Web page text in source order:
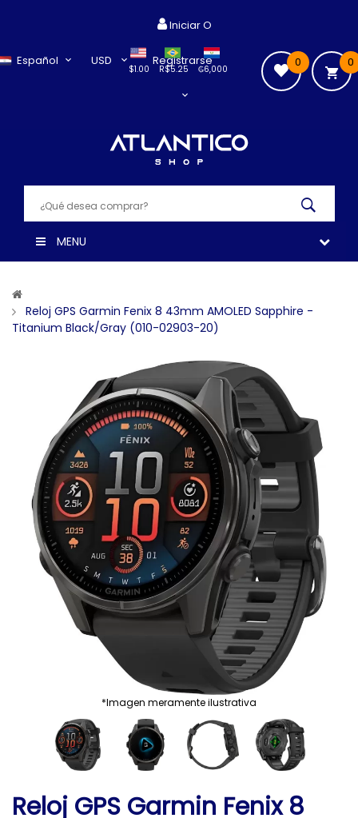
Español USD
$1.00 ₲6,000
R$5.25
Iniciar O
Registrarse 0
0
MENU
Reloj GPS Garmin Fenix 8 43mm AMOLED Sapphire -
Titanium Black/Gray (010-02903-20)
*Imagen meramente ilustrativa
Reloj GPS Garmin Fenix 8